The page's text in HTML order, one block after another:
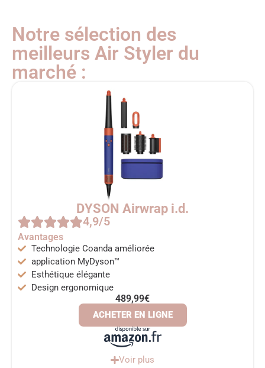
Notre sélection des
meilleurs Air Styler du
marché :
DYSON Airwrap i.d.
4,9/5
Avantages
Technologie Coanda améliorée
application MyDyson™
Esthétique élégante
Design ergonomique
489,99€
ACHETER EN LIGNE
Voir plus